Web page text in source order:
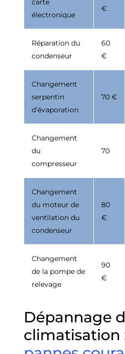
carte
électronique
€
Réparation du
condenseur
60
€
Changement
serpentin
d’évaporation
70 €
Changement
du
compresseur
70
Changement
du moteur de
ventilation du
condenseur
80
€
Changement
de la pompe de
relevage
90
€
Dépannage
climatisation